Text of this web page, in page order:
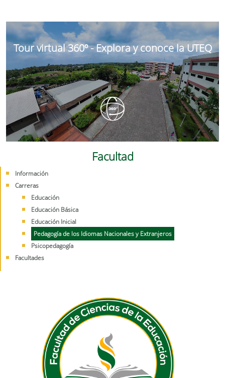
Tour virtual 360º - Explora y conoce la UTEQ
Facultad
Información
Carreras
Educación
Educación Básica
Educación Inicial
Pedagogía de los Idiomas Nacionales y Extranjeros
Psicopedagogía
Facultades